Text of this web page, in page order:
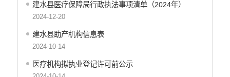
建水县医疗保障局行政执法事项清单（2024年）
2024-12-20
建水县助产机构信息表
2024-10-14
医疗机构拟执业登记许可前公示